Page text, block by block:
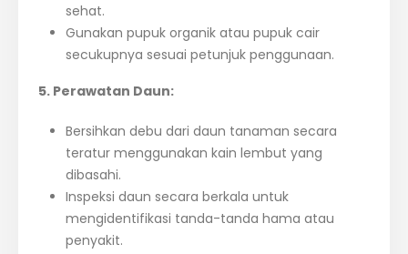
sehat.
Gunakan pupuk organik atau pupuk cair
secukupnya sesuai petunjuk penggunaan.
5. Perawatan Daun:
Bersihkan debu dari daun tanaman secara
teratur menggunakan kain lembut yang
dibasahi.
Inspeksi daun secara berkala untuk
mengidentifikasi tanda-tanda hama atau
penyakit.